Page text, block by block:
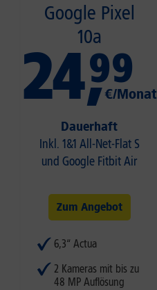
Google Pixel
10a
24,
99
€/Monat
Dauerhaft
Inkl. 1&1 All-Net-Flat S
und Google Fitbit Air
Zum Angebot
6,3“ Actua
2 Kameras mit bis zu
48 MP Auflösung